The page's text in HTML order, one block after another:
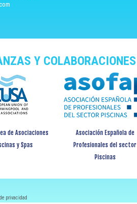
Y COLABORACIONES
de Asociaciones
y Spas
Asociación Española de
Profesionales del sector
Piscinas
privacidad